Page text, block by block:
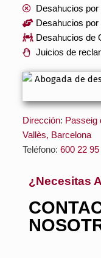
Desahucios por
Desahucios
Desahucios de
Juicios de
Dirección: Passeig
Vallès, Barcelona
Teléfono: 600 22 95
¿Necesitas